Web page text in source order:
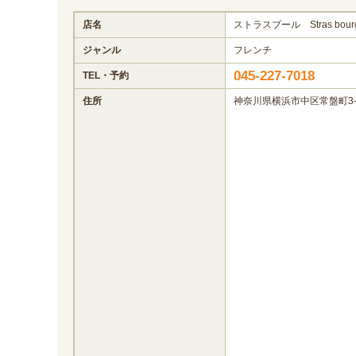
店名 ストラスブール Stras
ジャンル フレンチ
TEL・予約 045-227-7018
住所 神奈川県横浜市中区常盤町